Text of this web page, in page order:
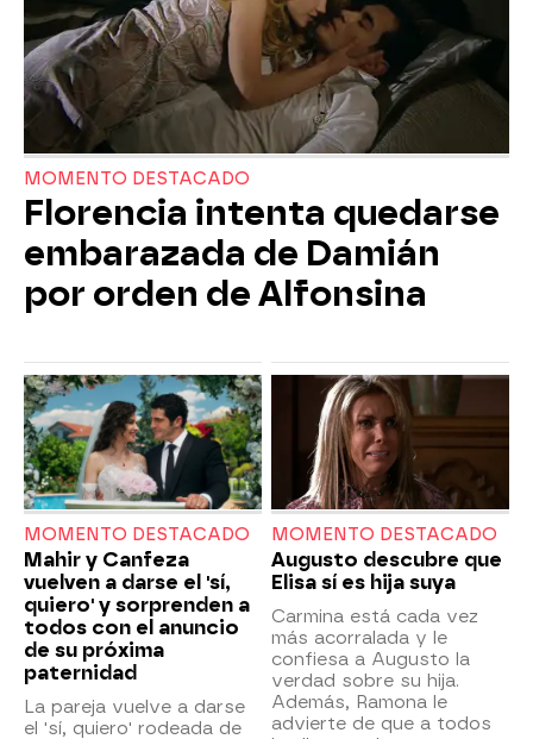
MOMENTO DESTACADO
Florencia intenta quedarse
embarazada de Damián
por orden de Alfonsina
MOMENTO DESTACADO
Mahir y Canfeza
vuelven a darse el 'sí,
quiero' y sorprenden a
todos con el anuncio
de su próxima
paternidad
La pareja vuelve a darse
el 'sí, quiero' rodeada de
MOMENTO DESTACADO
Augusto descubre que
Elisa sí es hija suya
Carmina está cada vez
más acorralada y le
confiesa a Augusto la
verdad sobre su hija.
Además, Ramona le
advierte de que a todos